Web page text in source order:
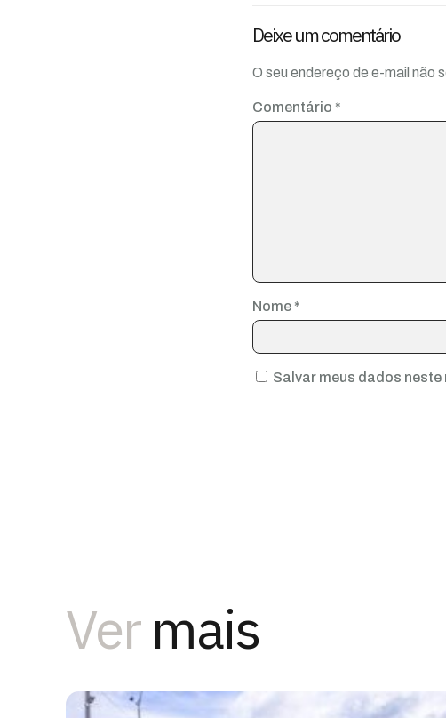
Deixe um comentário
O seu endereço de e-mail não
Comentário *
Nome *
Salvar meus dados neste
Ver mais